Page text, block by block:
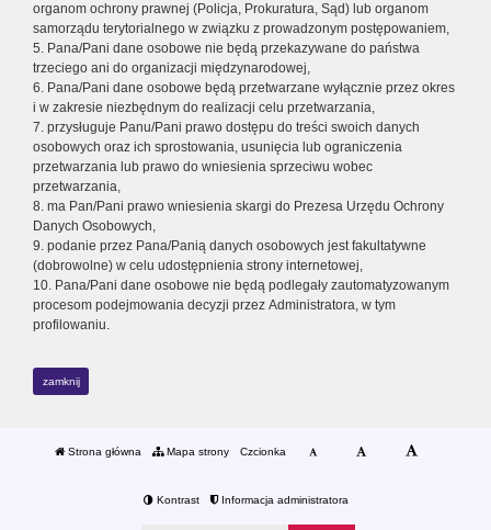
organom ochrony prawnej (Policja, Prokuratura, Sąd) lub organom
samorządu terytorialnego w związku z prowadzonym postępowaniem,
5. Pana/Pani dane osobowe nie będą przekazywane do państwa
trzeciego ani do organizacji międzynarodowej,
6. Pana/Pani dane osobowe będą przetwarzane wyłącznie przez okres
i w zakresie niezbędnym do realizacji celu przetwarzania,
7. przysługuje Panu/Pani prawo dostępu do treści swoich danych
osobowych oraz ich sprostowania, usunięcia lub ograniczenia
przetwarzania lub prawo do wniesienia sprzeciwu wobec
przetwarzania,
8. ma Pan/Pani prawo wniesienia skargi do Prezesa Urzędu Ochrony
Danych Osobowych,
9. podanie przez Pana/Panią danych osobowych jest fakultatywne
(dobrowolne) w celu udostępnienia strony internetowej,
10. Pana/Pani dane osobowe nie będą podlegały zautomatyzowanym
procesom podejmowania decyzji przez Administratora, w tym
profilowaniu.
zamknij
Strona główna Mapa strony Czcionka
Kontrast Informacja administratora